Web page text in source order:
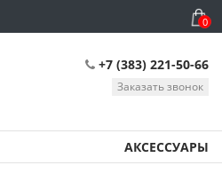
0
+7 (383) 221-50-66
Заказать звонок
АКСЕССУАРЫ